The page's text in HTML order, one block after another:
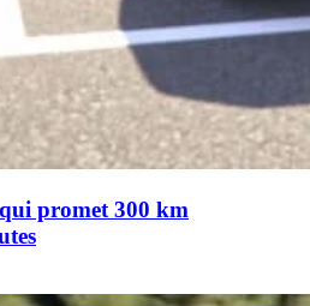
promet 300 km